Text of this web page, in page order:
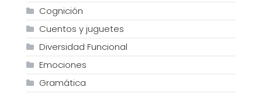
Cognición
Cuentos y juguetes
Diversidad Funcional
Emociones
Gramática